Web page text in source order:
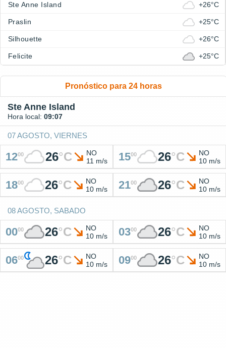
Ste Anne Island +26°C
Praslin +25°C
Silhouette +26°C
Felicite +25°C
Pronóstico para 24 horas
Ste Anne Island
Hora local: 09:07
07 AGOSTO, VIERNES
1200 26°C
NO
11 m/s
1500 26°C
NO
10 m/s
1800 26°C
NO
10 m/s
2100 26°C
NO
10 m/s
08 AGOSTO, SABADO
0000 26°C
NO
10 m/s
0300 26°C
NO
10 m/s
0600 26°C
NO
10 m/s
0900 26°C
NO
10 m/s